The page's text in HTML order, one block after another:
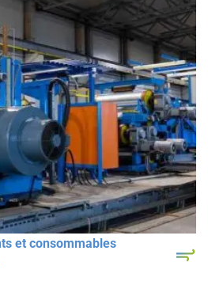
et consommables